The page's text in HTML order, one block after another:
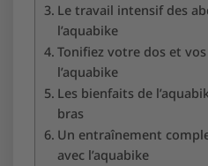
Le travail intensif des
l’aquabike
Tonifiez votre dos et vos
l’aquabike
Les bienfaits de
bras
Un entraînement
avec l’aquabike